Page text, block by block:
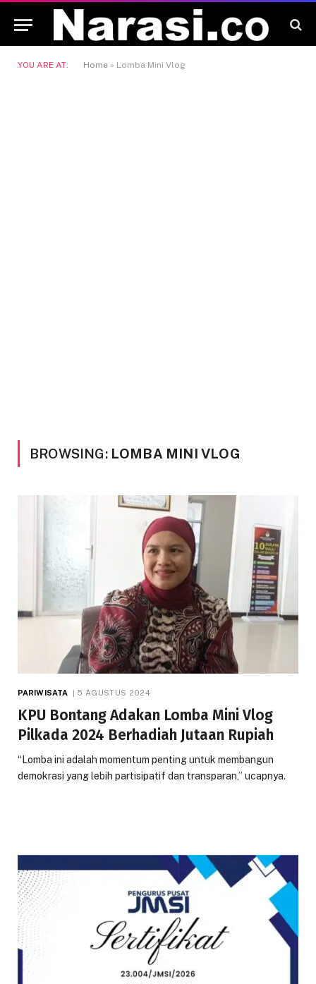
YOU ARE AT: Home » Lomba Mini Vlog
BROWSING: LOMBA MINI VLOG
PARIWISATA 5 AGUSTUS 2024
KPU Bontang Adakan Lomba Mini Vlog
Pilkada 2024 Berhadiah Jutaan Rupiah
“Lomba ini adalah momentum penting untuk membangun
demokrasi yang lebih partisipatif dan transparan,” ucapnya.